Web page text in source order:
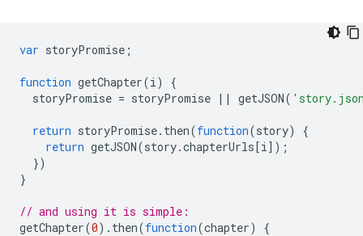
var storyPromise ;
function getChapter(i)
{
storyPromise = storyPromise || getJSON(
return storyPromise. then(function(story)
{
return getJSON(story.chapterUrls[i]);
})
}
// and using it is simple:
getChapter(0). then(function(chapter)
{